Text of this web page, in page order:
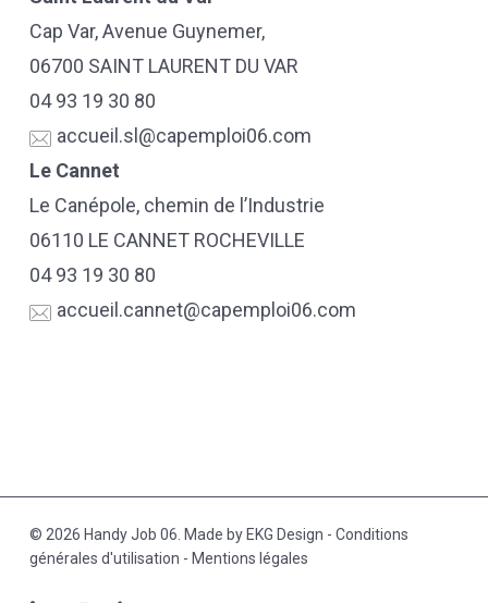
Cap Var, Avenue Guynemer,
06700 SAINT LAURENT DU VAR
04 93 19 30 80
accueil.sl@capemploi06.com
Le Cannet
Le Canépole, chemin de l’Industrie
06110 LE CANNET ROCHEVILLE
04 93 19 30 80
accueil.cannet@capemploi06.com
© 2026 Handy Job 06. Made by EKG Design - Conditions
générales d'utilisation - Mentions légales